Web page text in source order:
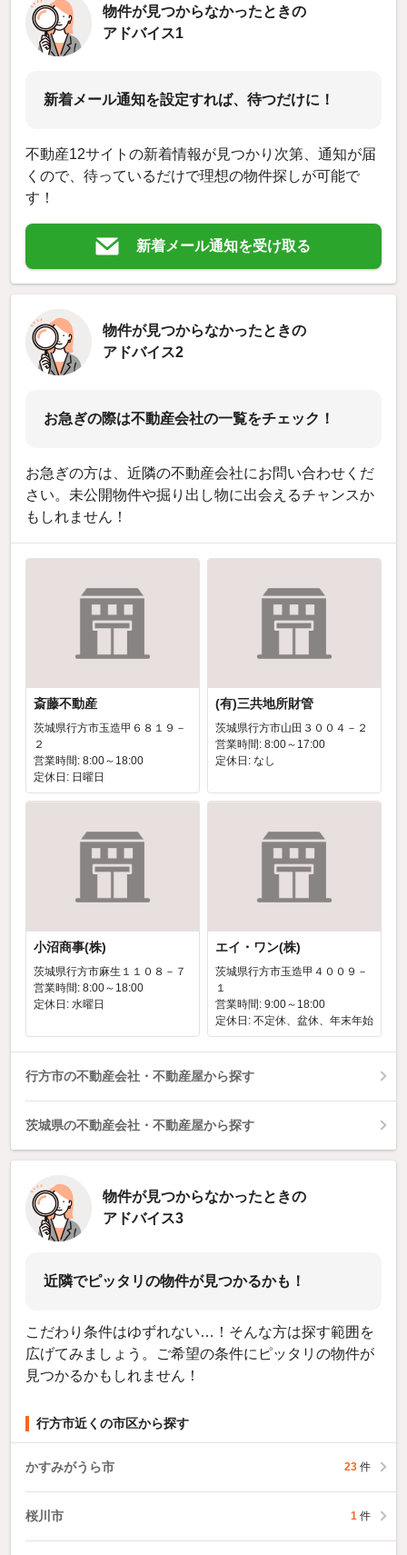
物件が見つからなかったときの
アドバイス1
新着メール通知を設定すれば、待つだけに！
不動産12サイトの新着情報が見つかり次第、通知が届
くので、待っているだけで理想の物件探しが可能で
す！
新着メール通知を受け取る
物件が見つからなかったときの
アドバイス2
お急ぎの際は不動産会社の一覧をチェック！
お急ぎの方は、近隣の不動産会社にお問い合わせくだ
さい。未公開物件や掘り出し物に出会えるチャンスか
もしれません！
斎藤不動産
茨城県行方市玉造甲６８１９－
２
営業時間: 8:00～18:00
定休日: 日曜日
(有)三共地所財管
茨城県行方市山田３００４－２
営業時間: 8:00～17:00
定休日: なし
小沼商事(株)
茨城県行方市麻生１１０８－７
営業時間: 8:00～18:00
定休日: 水曜日
エイ・ワン(株)
茨城県行方市玉造甲４００９－
１
営業時間: 9:00～18:00
定休日: 不定休、盆休、年末年始
行方市の不動産会社・不動産屋から探す
茨城県の不動産会社・不動産屋から探す
物件が見つからなかったときの
アドバイス3
近隣でピッタリの物件が見つかるかも！
こだわり条件はゆずれない…！そんな方は探す範囲を
広げてみましょう。ご希望の条件にピッタリの物件が
見つかるかもしれません！
行方市近くの市区から探す
かすみがうら市 23 件
桜川市 1 件